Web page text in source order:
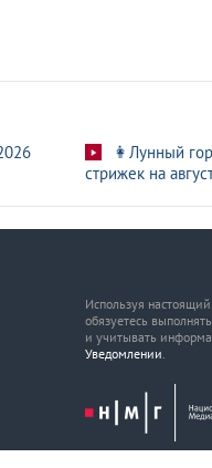
👩Лунный
стрижек на
Используя
обязуетесь
и учитывать
Уведомлении.